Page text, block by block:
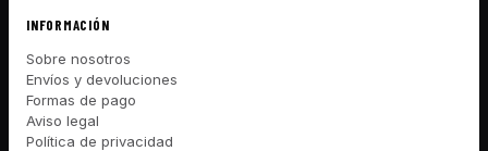
INFORMACIÓN
Sobre nosotros
Envíos y devoluciones
Formas de pago
Aviso legal
Política de privacidad